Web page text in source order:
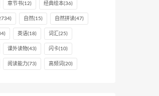
章节书(12) 经典绘本(36)
自然(15) 自然拼读(47)
英语(18) 词汇 (25)
课外读物(43) 闪卡(10)
阅读能力 (73) 高频词 (20)